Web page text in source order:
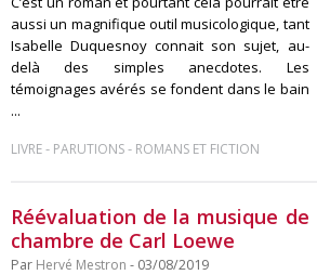
aussi un magnifique outil musicologique, tant
Isabelle Duquesnoy connait son sujet, au-
delà des simples anecdotes. Les
témoignages avérés se fondent dans le bain
...
LIVRE- PARUTIONS- ROMANS ET FICTION
Réévaluation de la musique de
chambre de Carl Loewe
Par Hervé Mestron - 03/08/2019